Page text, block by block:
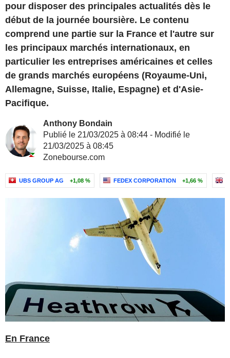
pour disposer des principales actualités dès le
début de la journée boursière. Le contenu
comprend une partie sur la France et l'autre sur
les principaux marchés internationaux, en
particulier les entreprises américaines et celles
de grands marchés européens (Royaume-Uni,
Allemagne, Suisse, Italie, Espagne) et d'Asie-
Pacifique.
Anthony Bondain
Publié le 21/03/2025 à 08:44 - Modifié le
21/03/2025 à 08:45
Zonebourse.com
UBS GROUP AG +1,08 % FEDEX CORPORATION +1,66 %
En France